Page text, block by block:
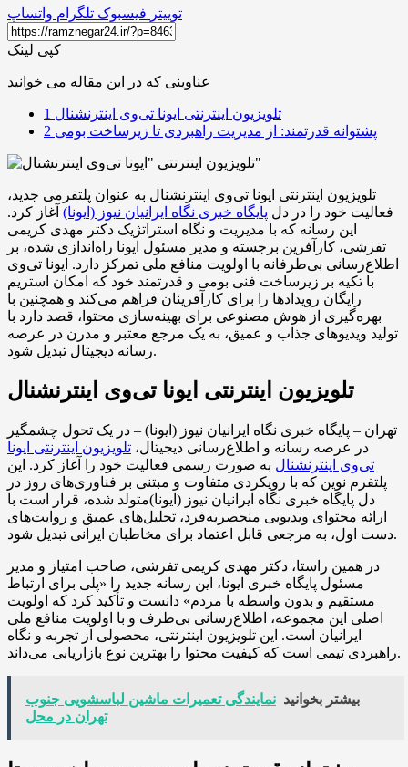
توییتر فیسبوک تلگرام واتساپ
کپی لینک
عناوینی که در این مقاله می خوانید
1 تلویزیون اینترنتی ایونا تی‌وی اینترنشنال
2 پشتوانه قدرتمند: از مدیریت راهبردی تا زیرساخت بومی
تلویزیون اینترنتی ایونا تی‌وی اینترنشنال به عنوان پلتفرمی جدید،
فعالیت خود را در دل پایگاه خبری نگاه ایرانیان نیوز (ایونا) آغاز کرد.
این رسانه که با مدیریت و نگاه استراتژیک دکتر مهدی کریمی
تفرشی، کارآفرین برجسته و مدیر مسئول ایونا راه‌اندازی شده، بر
اطلاع‌رسانی بی‌طرفانه با اولویت منافع ملی تمرکز دارد. ایونا تی‌وی
با تکیه بر زیرساخت فنی بومی و قدرتمند خود که امکان استریم
رایگان رویدادها را برای کارآفرینان فراهم می‌کند و همچنین با
بهره‌گیری از هوش مصنوعی برای بهینه‌سازی محتوا، قصد دارد با
تولید ویدیوهای جذاب و عمیق، به یک مرجع معتبر و مدرن در عرصه
رسانه دیجیتال تبدیل شود.
تلویزیون اینترنتی ایونا تی‌وی اینترنشنال
تهران – پایگاه خبری نگاه ایرانیان نیوز (ایونا) – در یک تحول چشمگیر
در عرصه رسانه و اطلاع‌رسانی دیجیتال، تلویزیون اینترنتی ایونا
تی‌وی اینترنشنال به صورت رسمی فعالیت خود را آغاز کرد. این
پلتفرم نوین که با رویکردی متفاوت و مبتنی بر فناوری‌های روز در
دل پایگاه خبری نگاه ایرانیان نیوز (ایونا)متولد شده، قرار است با
ارائه محتوای ویدیویی منحصربه‌فرد، تحلیل‌های عمیق و روایت‌های
دست اول، به مرجعی قابل اعتماد برای مخاطبان ایرانی تبدیل شود.
در همین راستا، دکتر مهدی کریمی تفرشی، صاحب امتیاز و مدیر
مسئول پایگاه خبری ایونا، این رسانه جدید را «پلی برای ارتباط
مستقیم و بدون واسطه با مردم» دانست و تأکید کرد که اولویت
اصلی این مجموعه، اطلاع‌رسانی بی‌طرف و با اولویت منافع ملی
ایرانیان است. این تلویزیون اینترنتی، محصولی از تجربه و نگاه
راهبردی تیمی است که کیفیت محتوا را بهترین نوع بازاریابی می‌داند.
بیشتر بخوانید نمایندگی تعمیرات ماشین لباسشویی جنوب
تهران در محل